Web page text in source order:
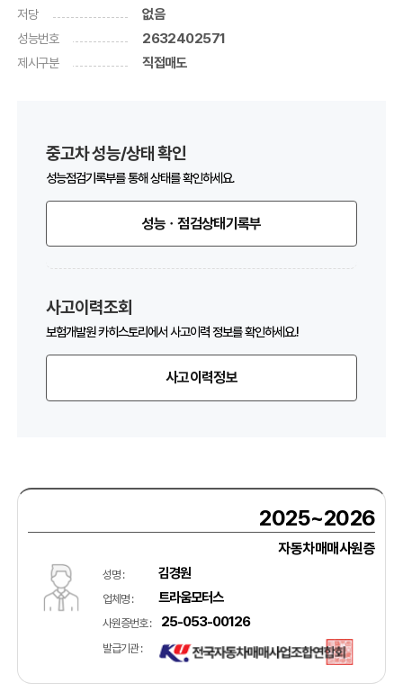
저당 없음
성능번호 2632402571
제시구분 직접매도
중고차 성능/상태 확인
성능점검기록부를 통해 상태를 확인하세요.
성능ㆍ점검상태기록부
사고이력조회
보험개발원 카히스토리에서 사고이력 정보를 확인하세요.!
사고이력정보
2025~2026
자동차매매사원증
성명 : 김경원
업체명 : 트라움모터스
사원증번호 : 25-053-00126
발급기관 :